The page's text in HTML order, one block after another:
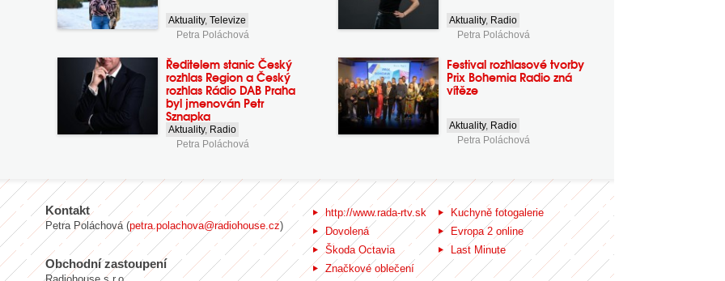
Aktuality,Televize
Petra Poláchová
Aktuality, Radio
Petra Poláchová
Ředitelem stanic Český
rozhlas Region a Český
rozhlas Rádio DAB Praha
byl jmenován Petr
Sznapka
Aktuality, Radio
Petra Poláchová
Festival rozhlasové tvorby
Prix Bohemia Radio zná
vítěze
Aktuality, Radio
Petra Poláchová
Kontakt
Petra Poláchová (petra.polachova@radiohouse.cz)
Obchodní zastoupení
http://www.rada-rtv.sk
Kuchyně fotogalerie
Dovolená
Evropa 2 online
Škoda Octavia
Last Minute
Značkové oblečení